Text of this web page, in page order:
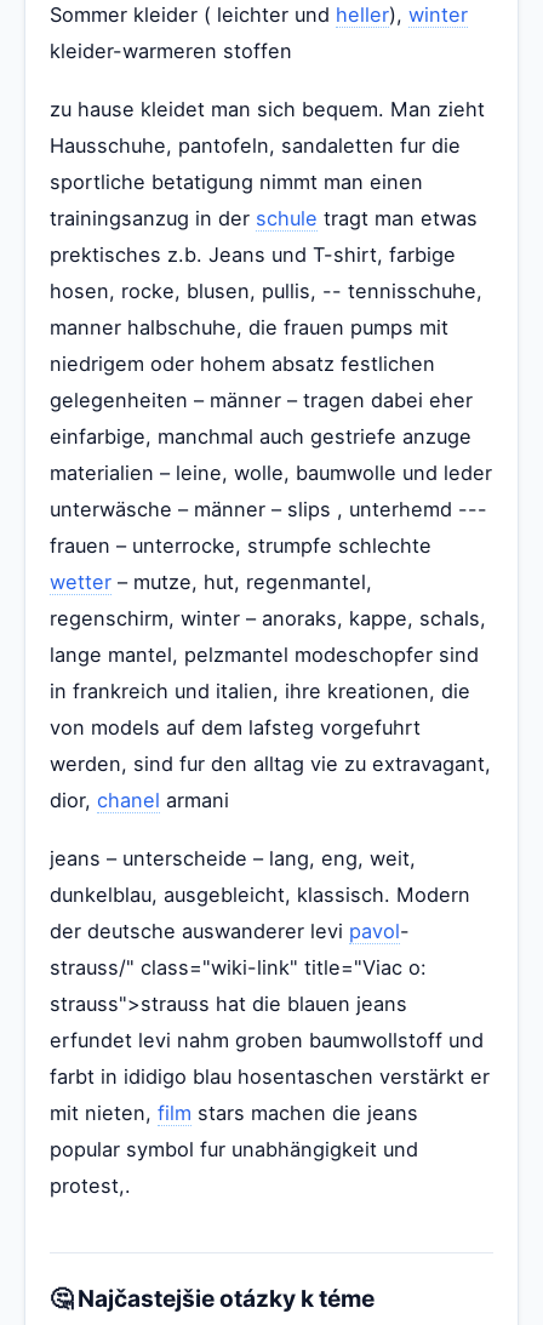
Sommer kleider ( leichter und heller), winter
kleider-warmeren stoffen
zu hause kleidet man sich bequem. Man zieht
Hausschuhe, pantofeln, sandaletten fur die
sportliche betatigung nimmt man einen
trainingsanzug in der schule tragt man etwas
prektisches z.b. Jeans und T-shirt, farbige
hosen, rocke, blusen, pullis, -- tennisschuhe,
manner halbschuhe, die frauen pumps mit
niedrigem oder hohem absatz festlichen
gelegenheiten – männer – tragen dabei eher
einfarbige, manchmal auch gestriefe anzuge
materialien – leine, wolle, baumwolle und leder
unterwäsche – männer – slips , unterhemd ---
frauen – unterrocke, strumpfe schlechte
wetter – mutze, hut, regenmantel,
regenschirm, winter – anoraks, kappe, schals,
lange mantel, pelzmantel modeschopfer sind
in frankreich und italien, ihre kreationen, die
von models auf dem lafsteg vorgefuhrt
werden, sind fur den alltag vie zu extravagant,
dior, chanel armani
jeans – unterscheide – lang, eng, weit,
dunkelblau, ausgebleicht, klassisch. Modern
der deutsche auswanderer levi pavol-
strauss/" class="wiki-link" title="Viac o:
strauss">strauss hat die blauen jeans
erfundet levi nahm groben baumwollstoff und
farbt in ididigo blau hosentaschen verstärkt er
mit nieten, film stars machen die jeans
popular symbol fur unabhängigkeit und
protest,.
🤔 Najčastejšie otázky k téme